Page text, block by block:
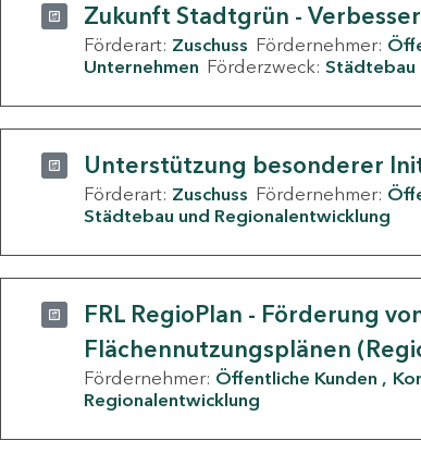
Zukunft Stadtgrün -
Förderart: Zuschuss Fördernehmer:
Unternehmen Förderzweck: Städtebau
Unterstützung besonderer
Förderart: Zuschuss Fördernehmer:
Städtebau und Regionalentwicklung
FRL RegioPlan - Förderung
Flächennutzungsplänen
Fördernehmer: Öffentliche Kunden
Regionalentwicklung